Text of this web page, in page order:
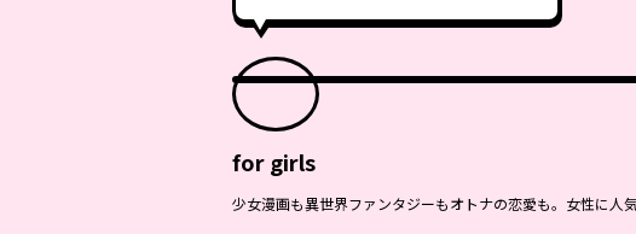
for girls
少女漫画も異世界ファンタジーもオトナの恋愛も。女性に人